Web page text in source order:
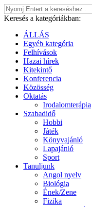
Keresés a kategóriákban:
ÁLLÁS
Egyéb kategória
Felhívások
Hazai hírek
Kitekintő
Konferencia
Közösség
Oktatás
Irodalomterápia
Szabadidő
Hobbi
Játék
Könyvajánló
Lapajánló
Sport
Tanuljunk
Angol nyelv
Biológia
Ének/Zene
Fizika